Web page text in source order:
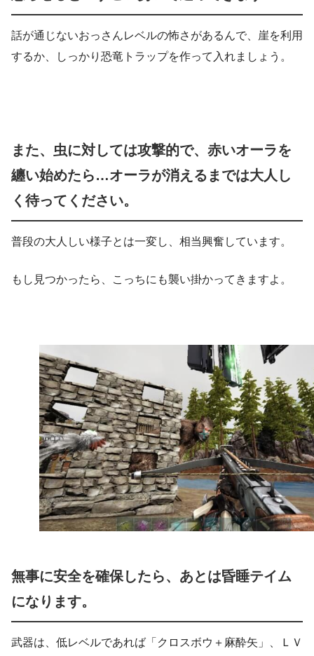
話が通じないおっさんレベルの怖さがあるんで、崖を利用
するか、しっかり恐竜トラップを作って入れましょう。
また、虫に対しては攻撃的で、赤いオーラを
纏い始めたら…オーラが消えるまでは大人し
く待ってください。
普段の大人しい様子とは一変し、相当興奮しています。
もし見つかったら、こっちにも襲い掛かってきますよ。
無事に安全を確保したら、あとは昏睡テイム
になります。
武器は、低レベルであれば「クロスボウ＋麻酔矢」、ＬＶ